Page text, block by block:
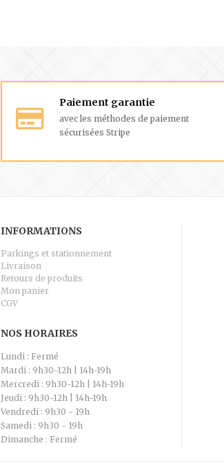
Paiement garantie
avec les méthodes de paiement
sécurisées Stripe
INFORMATIONS
Parkings et stationnement
Livraison
Retours de produits
Mon panier
CGV
NOS HORAIRES
Lundi : Fermé
Mardi : 9h30-12h | 14h-19h
Mercredi : 9h30-12h | 14h-19h
Jeudi : 9h30-12h | 14h-19h
Vendredi : 9h30 - 19h
Samedi : 9h30 - 19h
Dimanche : Fermé